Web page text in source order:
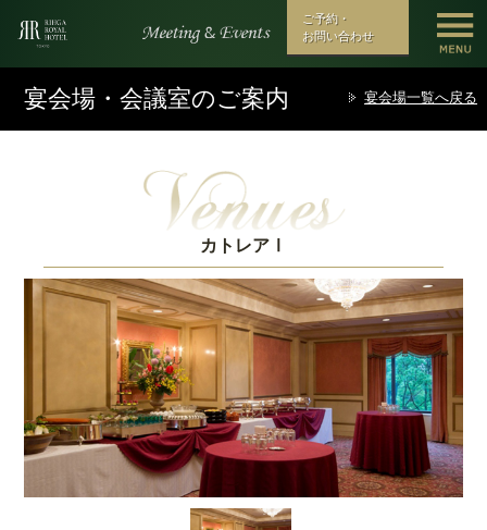
ご予約・
お問い合わせ
宴会場・会議室のご案内 宴会場一覧へ戻る
カトレアⅠ